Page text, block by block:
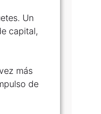
Un
capital,
más
de